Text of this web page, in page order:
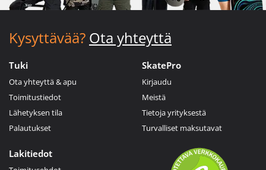
Kysyttävää? Ota yhteyttä
Tuki
Ota yhteyttä & apu
Toimitustiedot
Lähetyksen tila
Palautukset
SkatePro
Kirjaudu
Meistä
Tietoja yrityksestä
Turvalliset maksutavat
Lakitiedot